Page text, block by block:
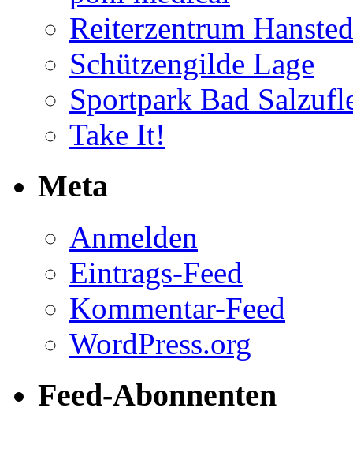
Reiterzentrum
Schützengilde Lage
Sportpark Bad
Take It!
Meta
Anmelden
Eintrags-Feed
Kommentar-Feed
WordPress.org
Feed-Abonnenten